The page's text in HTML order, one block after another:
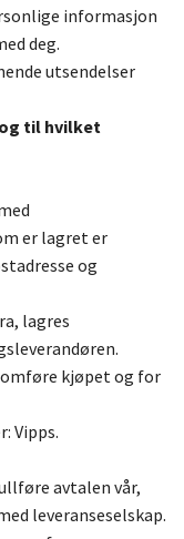
informasjon
deg.
utsendelser
til hvilket
er lagret er
og
lagres
kjøpet og for
Vipps.
avtalen vår,
leveranseselskap.